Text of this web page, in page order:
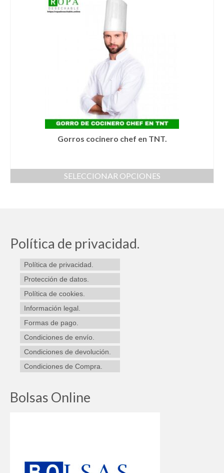
tiene
Las
opciones
se
pueden
elegir
en
página
de
producto
Gorros cocinero chef en TNT.
SELECCIONAR OPCIONES
Las
opciones
se
en
la
de
producto
Política de privacidad.
Política de privacidad.
Protección de datos.
Política de cookies.
Información legal.
Formas de pago.
Condiciones de envío.
Condiciones de devolución.
Condiciones de Compra.
Bolsas Online